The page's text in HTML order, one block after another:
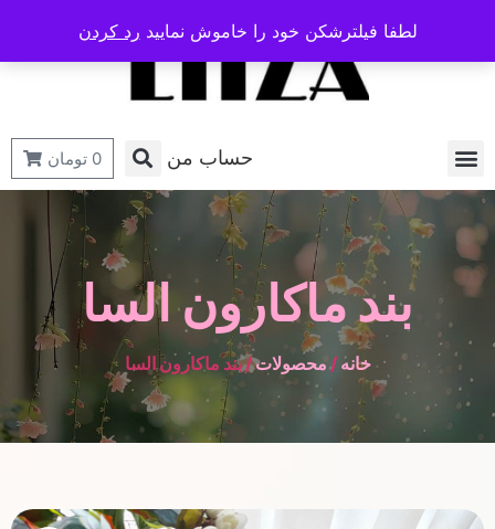
حساب من 0 تومان
بند ماکارون السا
خانه /محصولات/ بند ماکارون السا
لطفا فیلترشکن خود را خاموش نمایید رد کردن